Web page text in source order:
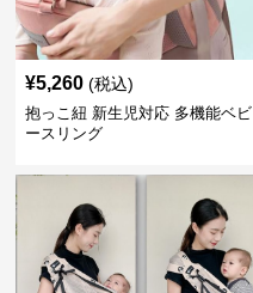
¥5,260 (税込)
抱っこ紐 新生児対応 多機能ベビ
ースリング